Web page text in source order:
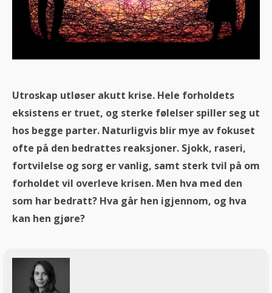
Utroskap utløser akutt krise. Hele forholdets
eksistens er truet, og sterke følelser spiller seg ut
hos begge parter. Naturligvis blir mye av fokuset
ofte på den bedrattes reaksjoner. Sjokk, raseri,
fortvilelse og sorg er vanlig, samt sterk tvil på om
forholdet vil overleve krisen. Men hva med den
som har bedratt? Hva går hen igjennom, og hva
kan hen gjøre?